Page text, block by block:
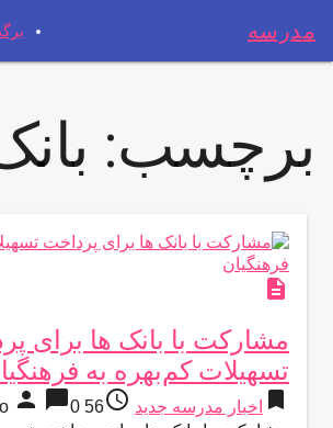
مدرسه
برچسب:
description
مشارکت با بانک ها برای
تسهیلات کم‌بهره به
bookmark اخبار مدرسه جدید access_time
56 years ago
person chat_bubble0